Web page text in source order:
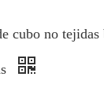
cubo no tejidas